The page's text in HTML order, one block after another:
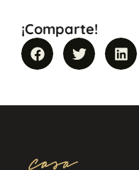
¡Comparte!